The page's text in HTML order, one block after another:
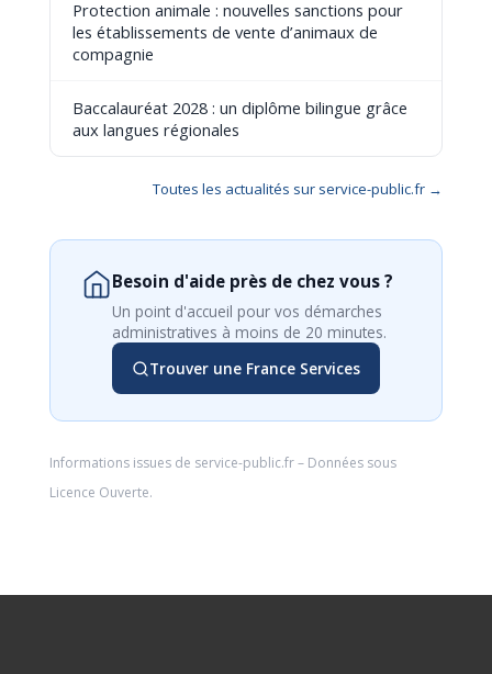
Protection animale : nouvelles sanctions pour
les établissements de vente d’animaux de
compagnie
Baccalauréat 2028 : un diplôme bilingue grâce
aux langues régionales
Toutes les actualités sur service-public.fr →
Besoin d'aide près de chez vous ?
Un point d'accueil pour vos démarches
administratives à moins de 20 minutes.
Trouver une France Services
Informations issues de service-public.fr– Données sous
Licence Ouverte.